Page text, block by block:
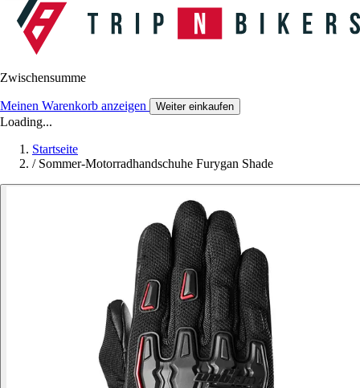
Zwischensumme
Meinen Warenkorb anzeigen Weiter einkaufen
Loading...
Startseite
/ Sommer-Motorradhandschuhe Furygan Shade